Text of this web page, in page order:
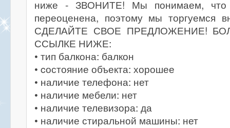
ниже - ЗВОНИТЕ! Мы понимаем, что
переоценена, поэтому мы
СДЕЛАЙТЕ СВОЕ ПРЕДЛОЖЕНИЕ!
ССЫЛКЕ НИЖЕ:
• тип балкона: балкон
• cостояние объекта: хорошее
• наличие телефона: нет
• наличие мебели: нет
• наличие телевизора: да
• наличие стиральной машины: нет